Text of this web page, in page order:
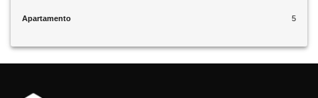
Apartamento 5